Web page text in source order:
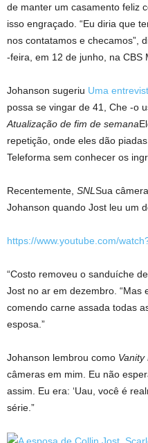
de manter um casamento feliz
isso engraçado. “Eu diria que
nos contatamos e checamos”,
-feira, em 12 de junho, na CBS
Johanson sugeriu Uma
possa se vingar de 41, Che -o
Atualização de fim de semana
repetição, onde eles dão
Teleforma sem conhecer os
Recentemente, SNL Sua
Johanson quando Jost leu um
https://www.youtube.com/
“Costo removeu o sanduíche
Jost no ar em dezembro. “Mas
comendo carne assada todas
esposa.”
Johanson lembrou como Vanity
câmeras em mim. Eu não
assim. Eu era: ‘Uau, você é
série.”